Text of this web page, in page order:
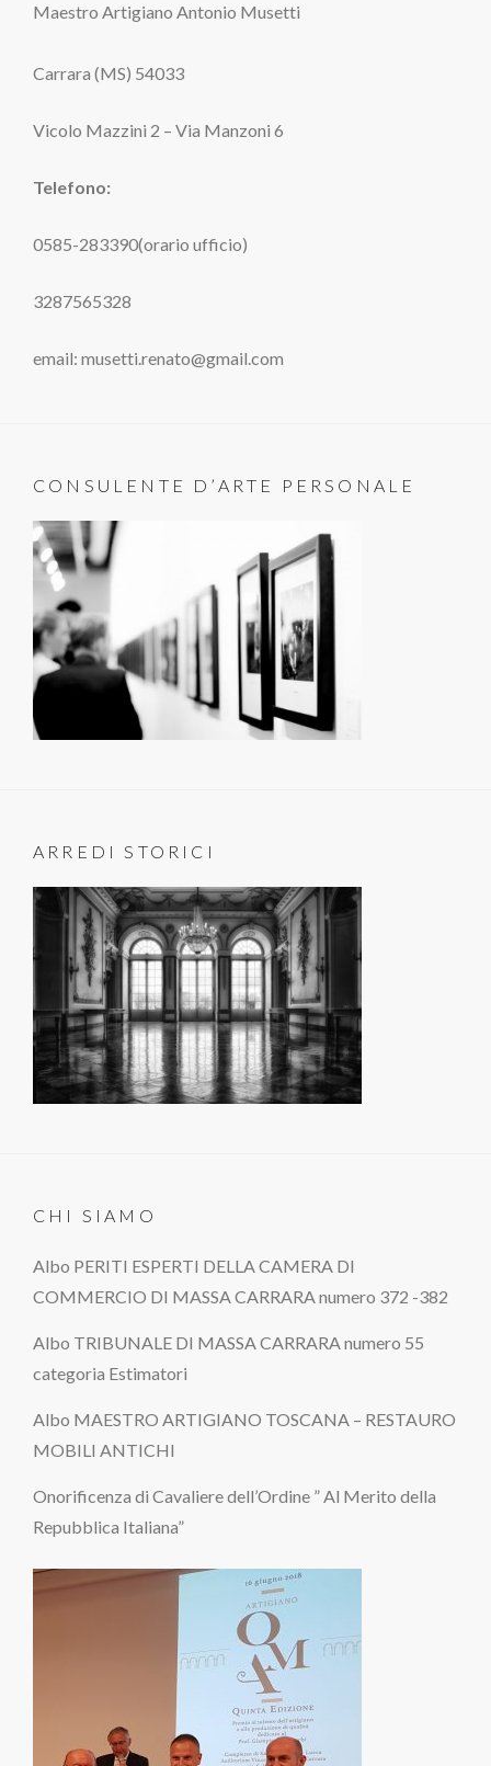
Maestro Artigiano Antonio Musetti
Carrara (MS) 54033
Vicolo Mazzini 2 – Via Manzoni 6
Telefono:
0585-283390(orario ufficio)
3287565328
email: musetti.renato@gmail.com
CONSULENTE D’ARTE PERSONALE
ARREDI STORICI
CHI SIAMO
Albo PERITI ESPERTI DELLA CAMERA DI
COMMERCIO DI MASSA CARRARA numero 372 -382
Albo TRIBUNALE DI MASSA CARRARA numero 55
categoria Estimatori
Albo MAESTRO ARTIGIANO TOSCANA – RESTAURO
MOBILI ANTICHI
Onorificenza di Cavaliere dell’Ordine ” Al Merito della
Repubblica Italiana”